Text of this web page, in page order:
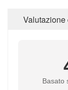
Basato